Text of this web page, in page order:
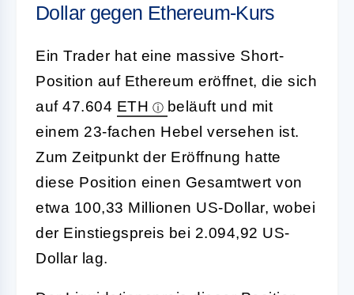
Dollar gegen Ethereum-Kurs
Ein Trader hat eine massive Short-
Position auf Ethereum eröffnet, die sich
auf 47.604 ETH
beläuft und mit
einem 23-fachen Hebel versehen ist.
Zum Zeitpunkt der Eröffnung hatte
diese Position einen Gesamtwert von
etwa 100,33 Millionen US-Dollar, wobei
der Einstiegspreis bei 2.094,92 US-
Dollar lag.